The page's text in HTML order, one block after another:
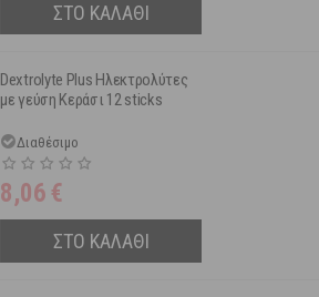
ΣΤΟ ΚΑΛΑΘΙ
Dextrolyte Plus Ηλεκτρολύτες
με γεύση Κεράσι 12 sticks
Διαθέσιμο
8,06 €
ΣΤΟ ΚΑΛΑΘΙ